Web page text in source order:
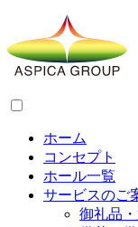
ホーム
コンセプト
ホール一覧
サービスのご
御礼品